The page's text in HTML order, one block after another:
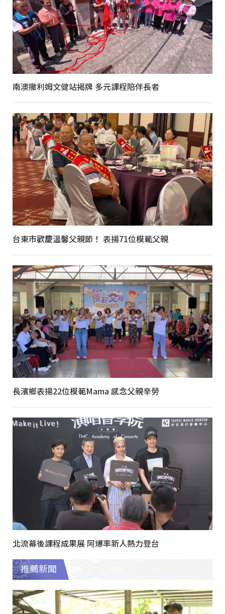
南澳撒利姆文健站揭牌 多元課程陪伴長者
台東市歡慶溫馨父親節！ 表揚71位模範父親
長濱鄉表揚22位模範Mama 感念父親辛勞
北流幕後課程成果展 阿爆率新人熱力登台
推薦新聞